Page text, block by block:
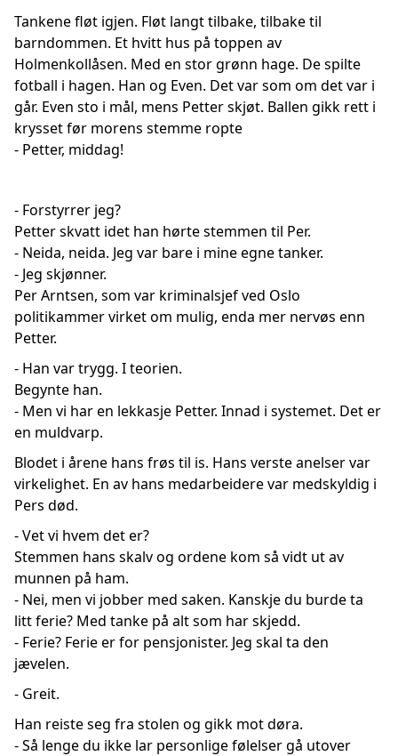
Tankene fløt igjen. Fløt langt tilbake, tilbake til
barndommen. Et hvitt hus på toppen av
Holmenkollåsen. Med en stor grønn hage. De spilte
fotball i hagen. Han og Even. Det var som om det var i
går. Even sto i mål, mens Petter skjøt. Ballen gikk rett i
krysset før morens stemme ropte
- Petter, middag!
- Forstyrrer jeg?
Petter skvatt idet han hørte stemmen til Per.
- Neida, neida. Jeg var bare i mine egne tanker.
- Jeg skjønner.
Per Arntsen, som var kriminalsjef ved Oslo
politikammer virket om mulig, enda mer nervøs enn
Petter.
- Han var trygg. I teorien.
Begynte han.
- Men vi har en lekkasje Petter. Innad i systemet. Det er
en muldvarp.
Blodet i årene hans frøs til is. Hans verste anelser var
virkelighet. En av hans medarbeidere var medskyldig i
Pers død.
- Vet vi hvem det er?
Stemmen hans skalv og ordene kom så vidt ut av
munnen på ham.
- Nei, men vi jobber med saken. Kanskje du burde ta
litt ferie? Med tanke på alt som har skjedd.
- Ferie? Ferie er for pensjonister. Jeg skal ta den
jævelen.
- Greit.
Han reiste seg fra stolen og gikk mot døra.
- Så lenge du ikke lar personlige følelser gå utover